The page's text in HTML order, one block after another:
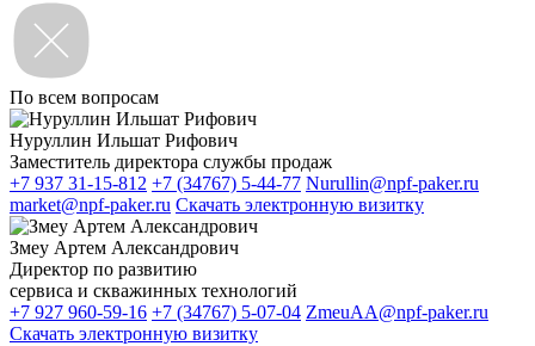
По всем вопросам
Нуруллин Ильшат Рифович
Заместитель директора службы продаж
+7 937 31-15-812 +7 (34767) 5-44-77 Nurullin@npf-paker.ru
market@npf-paker.ru Скачать электронную визитку
Змеу Артем Александрович
Директор по развитию
сервиса и скважинных технологий
+7 927 960-59-16 +7 (34767) 5-07-04 ZmeuAA@npf-paker.ru
Скачать электронную визитку